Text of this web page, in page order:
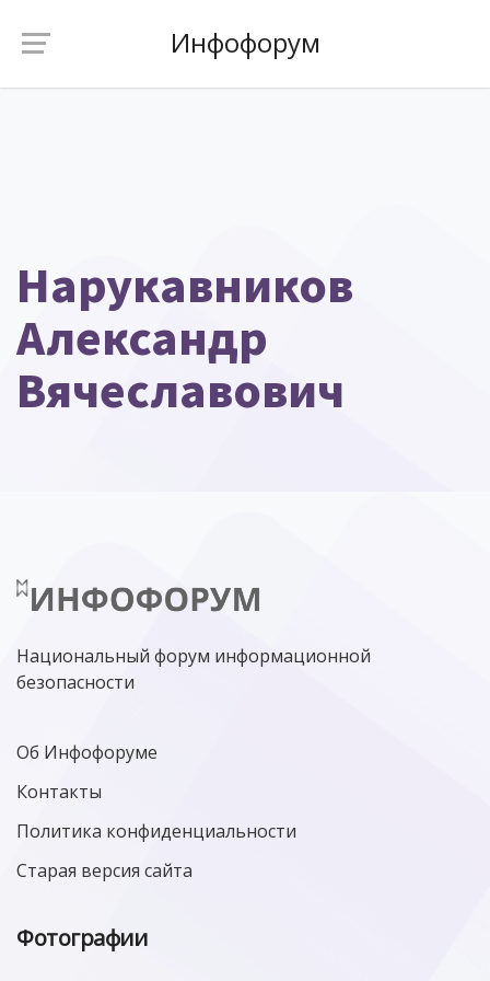
Инфофорум
Нарукавников
Александр
Вячеславович
Национальный форум информационной
безопасности
Об Инфофоруме
Контакты
Политика конфиденциальности
Старая версия сайта
Фотографии